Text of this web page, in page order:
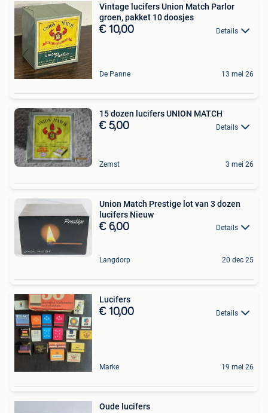
Vintage lucifers Union Match Parlor
groen, pakket 10 doosjes
€ 10,00 Details
De Panne 13 mei 26
15 dozen lucifers UNION MATCH
€ 5,00 Details
Zemst 3 mei 26
Union Match Prestige lot van 3 dozen
lucifers Nieuw
€ 6,00 Details
Langdorp 20 dec 25
Lucifers
€ 10,00 Details
Marke 19 mei 26
Oude lucifers